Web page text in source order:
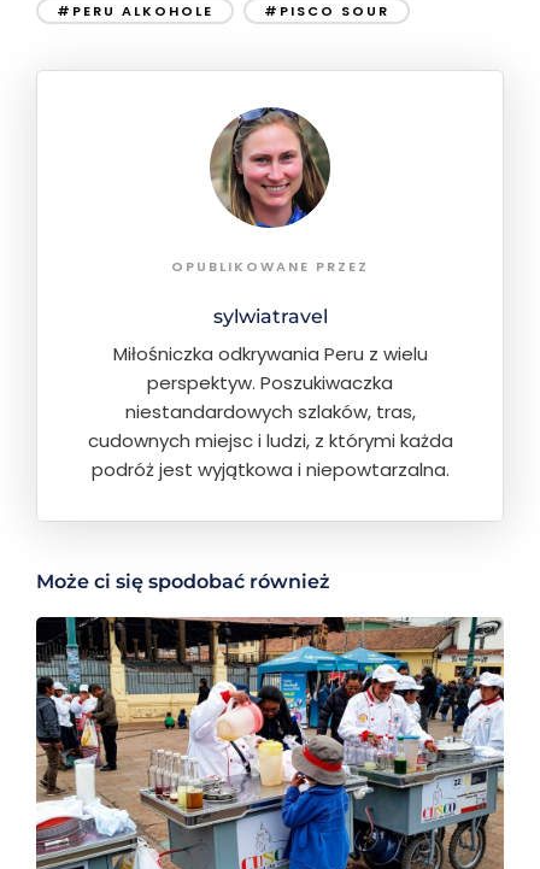
#PERU ALKOHOLE
#PISCO SOUR
OPUBLIKOWANE PRZEZ
sylwiatravel
Miłośniczka odkrywania Peru z wielu
perspektyw. Poszukiwaczka
niestandardowych szlaków, tras,
cudownych miejsc i ludzi, z którymi każda
podróż jest wyjątkowa i niepowtarzalna.
Może ci się spodobać również